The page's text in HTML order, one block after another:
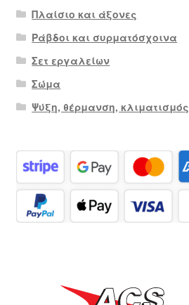
Πλαίσιο και άξονες
Ράβδοι και συρματόσχοινα
Σετ εργαλείων
Σώμα
Ψύξη, θέρμανση, κλιματισμός